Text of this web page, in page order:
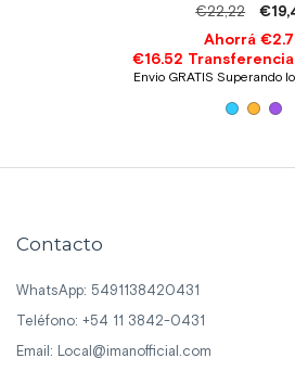
€22,22
Contacto
WhatsApp: 5491138420431
Teléfono: +54 11 3842-0431
Email: Local@imanofficial.com